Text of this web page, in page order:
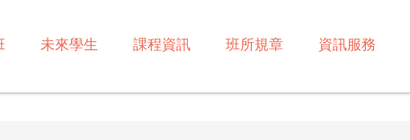
未來學生 課程資訊 班所規章 資訊服務